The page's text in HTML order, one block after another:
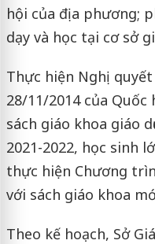
hội của địa phương;
dạy và học tại cơ sở
Thực hiện Nghị
28/11/2014 của
sách giáo khoa giáo
2021-2022, học sinh
thực hiện Chương
với sách giáo khoa
Theo kế hoạch, Sở